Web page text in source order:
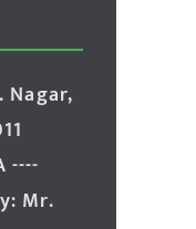
Nagar,
----
Mr.